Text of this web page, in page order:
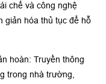
chế và công nghệ
giản hóa thủ tục để hỗ
hoàn: Truyền thông
trong nhà trường,